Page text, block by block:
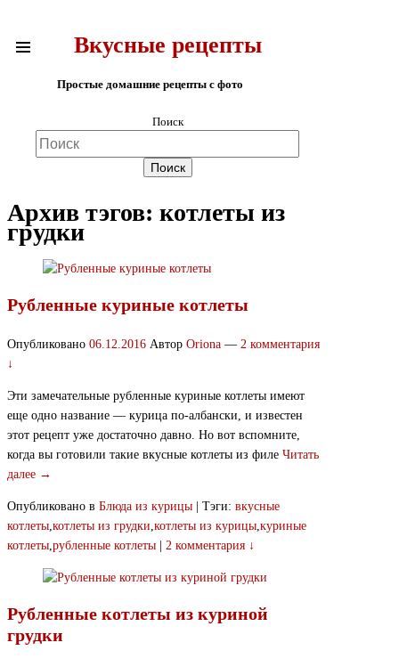
Вкусные рецепты
Простые домашние рецепты с фото
Поиск
Архив тэгов: котлеты из
грудки
Рубленные куриные котлеты
Опубликовано 06.12.2016 Автор Oriona — 2 комментария
↓
Эти замечательные рубленные куриные котлеты имеют
еще одно название — курица по-албански, и известен
этот рецепт уже достаточно давно. Но вот вспомните,
когда вы готовили такие вкусные котлеты из филе Читать
далее →
Опубликовано в Блюда из курицы Тэги: вкусные
котлеты,котлеты из грудки,котлеты из курицы,куриные
котлеты,рубленные котлеты 2 комментария ↓
Рубленные котлеты из куриной
грудки